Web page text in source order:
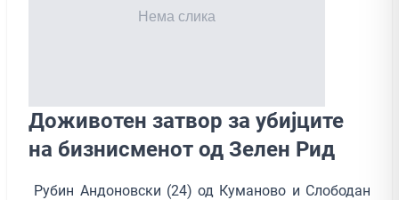
Доживотен затвор за убијците
на бизнисменот од Зелен Рид
Рубин Андоновски (24) од Куманово и Слободан